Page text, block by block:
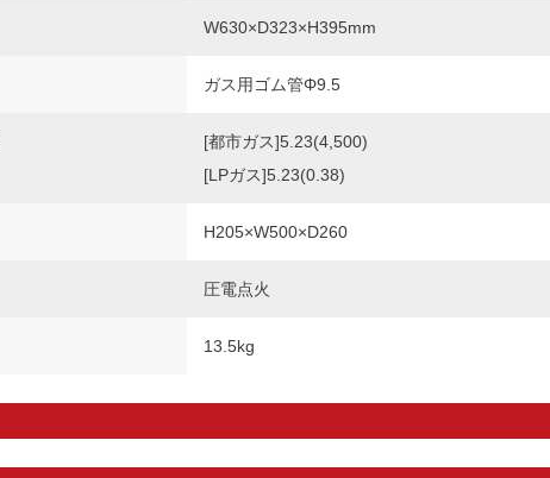
W630×D323×H395mm
ガス用ゴム管Φ9.5
[都市ガス]5.23(4,500)
[LPガス]5.23(0.38)
H205×W500×D260
圧電点火
13.5kg